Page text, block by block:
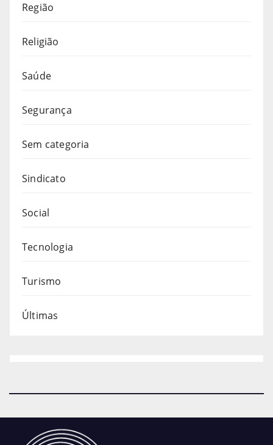
Região
Religião
Saúde
Segurança
Sem categoria
Sindicato
Social
Tecnologia
Turismo
Últimas